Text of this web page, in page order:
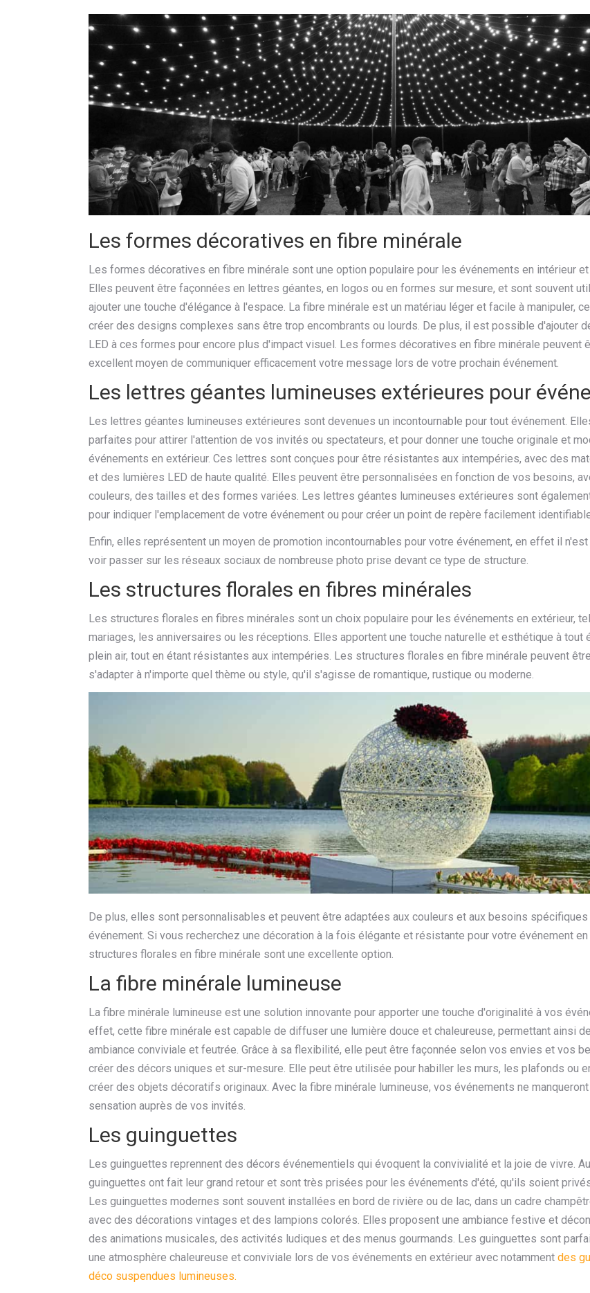
Les formes décoratives en fibre minérale
Les formes décoratives en fibre minérale sont une option populaire pour les événements en intérieur et
Elles peuvent être façonnées en lettres géantes, en logos ou en formes sur mesure, et sont souvent
ajouter une touche d'élégance à l'espace. La fibre minérale est un matériau léger et facile à manipuler,
créer des designs complexes sans être trop encombrants ou lourds. De plus, il est possible d'ajouter
LED à ces formes pour encore plus d'impact visuel. Les formes décoratives en fibre minérale peuvent
excellent moyen de communiquer efficacement votre message lors de votre prochain événement.
Les lettres géantes lumineuses extérieures pour
Les lettres géantes lumineuses extérieures sont devenues un incontournable pour tout événement.
parfaites pour attirer l'attention de vos invités ou spectateurs, et pour donner une touche originale et
événements en extérieur. Ces lettres sont conçues pour être résistantes aux intempéries, avec des
et des lumières LED de haute qualité. Elles peuvent être personnalisées en fonction de vos besoins,
couleurs, des tailles et des formes variées. Les lettres géantes lumineuses extérieures sont
pour indiquer l'emplacement de votre événement ou pour créer un point de repère facilement
Enfin, elles représentent un moyen de promotion incontournables pour votre événement, en effet il
voir passer sur les réseaux sociaux de nombreuse photo prise devant ce type de structure.
Les structures florales en fibres minérales
Les structures florales en fibres minérales sont un choix populaire pour les événements en extérieur,
mariages, les anniversaires ou les réceptions. Elles apportent une touche naturelle et esthétique à tout
plein air, tout en étant résistantes aux intempéries. Les structures florales en fibre minérale peuvent
s'adapter à n'importe quel thème ou style, qu'il s'agisse de romantique, rustique ou moderne.
De plus, elles sont personnalisables et peuvent être adaptées aux couleurs et aux besoins spécifiques
événement. Si vous recherchez une décoration à la fois élégante et résistante pour votre événement en
structures florales en fibre minérale sont une excellente option.
La fibre minérale lumineuse
La fibre minérale lumineuse est une solution innovante pour apporter une touche d'originalité à vos
effet, cette fibre minérale est capable de diffuser une lumière douce et chaleureuse, permettant ainsi
ambiance conviviale et feutrée. Grâce à sa flexibilité, elle peut être façonnée selon vos envies et vos
créer des décors uniques et sur-mesure. Elle peut être utilisée pour habiller les murs, les plafonds ou
créer des objets décoratifs originaux. Avec la fibre minérale lumineuse, vos événements ne
sensation auprès de vos invités.
Les guinguettes
Les guinguettes reprennent des décors événementiels qui évoquent la convivialité et la joie de vivre.
guinguettes ont fait leur grand retour et sont très prisées pour les événements d'été, qu'ils soient
Les guinguettes modernes sont souvent installées en bord de rivière ou de lac, dans un cadre
avec des décorations vintages et des lampions colorés. Elles proposent une ambiance festive et
des animations musicales, des activités ludiques et des menus gourmands. Les guinguettes sont
une atmosphère chaleureuse et conviviale lors de vos événements en extérieur avec notamment des
déco suspendues lumineuses.